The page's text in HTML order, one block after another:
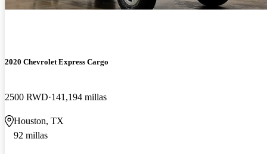
2020 Chevrolet Express Cargo
2500 RWD 141,194 millas
Houston, TX
92 millas